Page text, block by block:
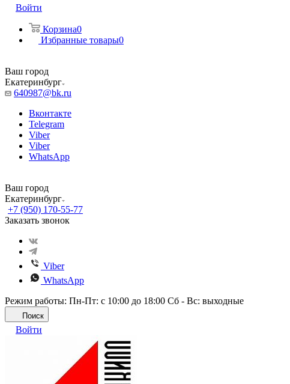
Войти
Корзина0
Избранные товары0
Ваш город
Екатеринбург
640987@bk.ru
Вконтакте
Telegram
Viber
Viber
WhatsApp
Ваш город
Екатеринбург
+7 (950) 170-55-77
Заказать звонок
Viber
WhatsApp
Режим работы: Пн-Пт: с 10:00 до 18:00 Сб - Вс: выходные
Поиск
Войти